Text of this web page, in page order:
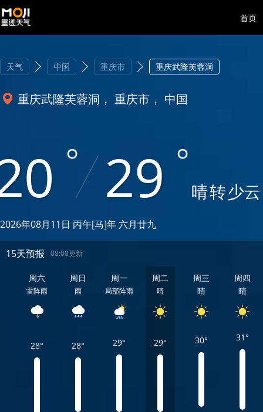
首页
天气 中国 重庆市 重庆武隆芙蓉洞
重庆武隆芙蓉洞， 重庆市， 中国
29 晴转少云
2026年08月11日 丙午[马]年 六月廿九
15天预报 08:08更新
周六
雷阵雨
28°
周日
雨
28°
周一
局部阵雨
29°
周二
晴
29°
周三
晴
30°
周四
晴
31°